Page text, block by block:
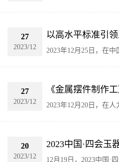
27
2023/12
2023年12月25日，在
27
2023/12
2023年12月20日，在
织召开了《金属摆件制
20
2023/12 12月19日，2023中国·